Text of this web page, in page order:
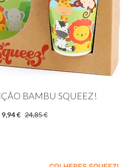
BAMBU SQUEEZ!
9,94 € 24,85 €